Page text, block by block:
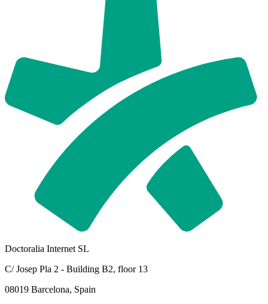
Doctoralia Internet SL
C/ Josep Pla 2 - Building B2, floor 13
08019 Barcelona, Spain